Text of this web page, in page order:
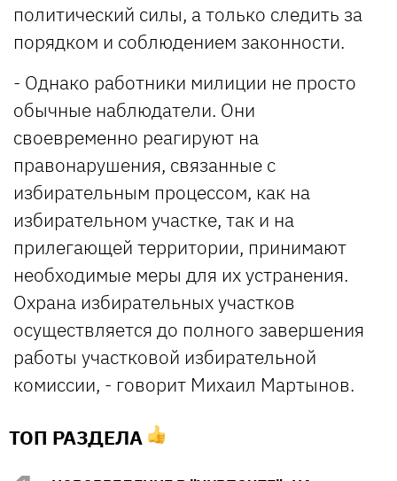
политический силы, а только следить за
порядком и соблюдением законности.
- Однако работники милиции не просто
обычные наблюдатели. Они
своевременно реагируют на
правонарушения, связанные с
избирательным процессом, как на
избирательном участке, так и на
прилегающей территории, принимают
необходимые меры для их устранения.
Охрана избирательных участков
осуществляется до полного завершения
работы участковой избирательной
комиссии, - говорит Михаил Мартынов.
ТОП РАЗДЕЛА